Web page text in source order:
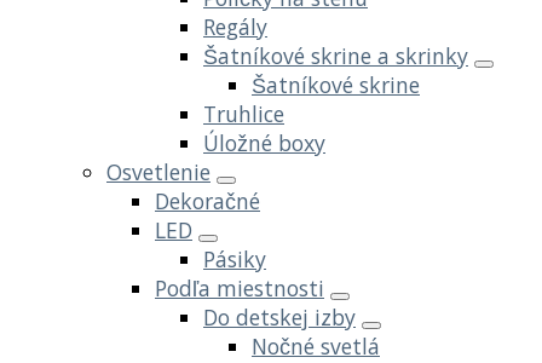
Regály
Šatníkové skrine a skrinky
Šatníkové skrine
Truhlice
Úložné boxy
Osvetlenie
Dekoračné
LED
Pásiky
Podľa miestnosti
Do detskej izby
Nočné svetlá